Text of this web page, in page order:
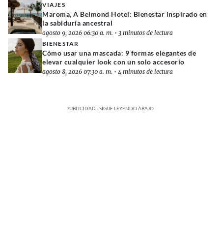
VIAJES
Maroma, A Belmond Hotel: Bienestar inspirado en
la sabiduría ancestral
agosto 9, 2026 06:30 a. m. • 3 minutos de lectura
BIENESTAR
Cómo usar una mascada: 9 formas elegantes de
elevar cualquier look con un solo accesorio
agosto 8, 2026 07:30 a. m. • 4 minutos de lectura
PUBLICIDAD - SIGUE LEYENDO ABAJO